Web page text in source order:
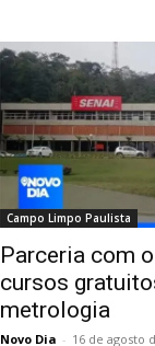
Campo Limpo Paulista
Parceria com
cursos
metrologia
Novo Dia - 16 de agosto